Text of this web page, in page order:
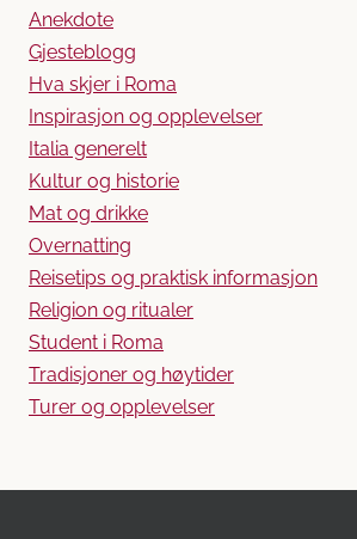
Anekdote
Gjesteblogg
Hva skjer i Roma
Inspirasjon og opplevelser
Italia generelt
Kultur og historie
Mat og drikke
Overnatting
Reisetips og praktisk informasjon
Religion og ritualer
Student i Roma
Tradisjoner og høytider
Turer og opplevelser